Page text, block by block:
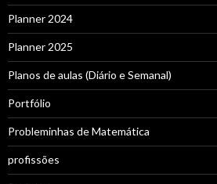
Planner 2024
Planner 2025
Planos de aulas (Diário e Semanal)
Portfólio
Probleminhas de Matemática
profissões